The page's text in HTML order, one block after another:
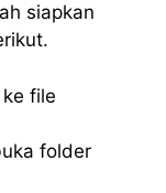
siapkan
file
folder